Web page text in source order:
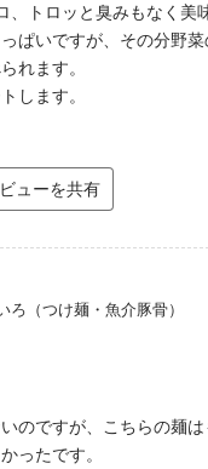
、トロッと臭みもなく美味
ぱいですが、その分野
れます。
します。
ューを共有
（つけ麺・魚介豚骨）
のですが、こちらの麺
ったです。